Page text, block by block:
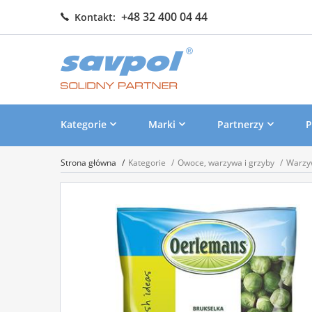
Kontakt: +48 32 400 04 44
Kategorie Marki Partnerzy
Strona główna Kategorie Owoce, warzywa i grzyby